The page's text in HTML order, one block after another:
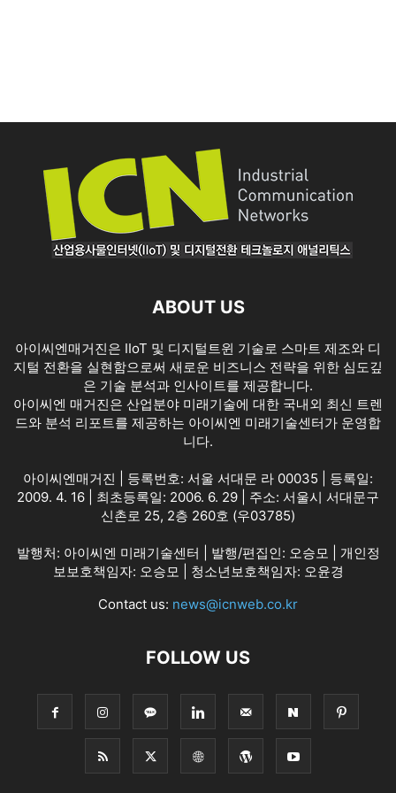
ABOUT US
아이씨엔매거진은 IIoT 및 디지털트윈 기술로 스마트 제조와 디
지털 전환을 실현함으로써 새로운 비즈니스 전략을 위한 심도깊
은 기술 분석과 인사이트를 제공합니다.
아이씨엔 매거진은 산업분야 미래기술에 대한 국내외 최신 트렌
드와 분석 리포트를 제공하는 아이씨엔 미래기술센터가 운영합
니다.
아이씨엔매거진 | 등록번호: 서울 서대문 라 00035 | 등록일:
2009. 4. 16 | 최초등록일: 2006. 6. 29 | 주소: 서울시 서대문구
신촌로 25, 2층 260호 (우03785)
발행처: 아이씨엔 미래기술센터 | 발행/편집인: 오승모 | 개인정
보보호책임자: 오승모 | 청소년보호책임자: 오윤경
Contact us: news@icnweb.co.kr
FOLLOW US